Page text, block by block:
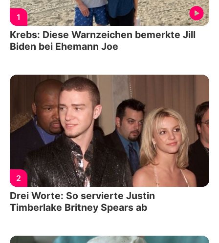
1
Krebs: Diese Warnzeichen bemerkte Jill
Biden bei Ehemann Joe
2
Drei Worte: So servierte Justin
Timberlake Britney Spears ab